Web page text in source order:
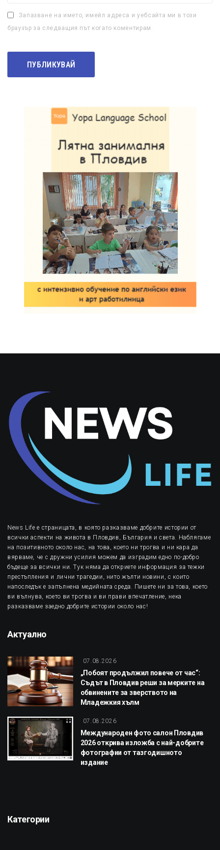
Запазване на името, имейл адреса и уебсайта ми в този
браузър за следващия път когато коментирам.
News Life е страницата, в която разказваме добрите истории от
всички аспекти на живота в Пловдив, България и света. Наблягаме
на позитивното около нас, на това, което ни трогва и ни кара да
вярваме, че с дружни усилия можем да изградим едно по-добро
бъдеще за всички ни. Тук няма да откриете информация за тежки
престъпления и лични трагедии, нито жълти новини, с които
напоследък е запълнена медийната среда. Пишете ни за това, което
ви вълнува, което ви трогва и ви прави впечатление, нека
разказваме заедно добрите истории около нас!
Актуално
07.08.2026
„Побоят продължил повече от час“:
Съдът в Пловдив реши за мерките на
обвинените за зверството на
Младежкия хълм
07.08.2026
Международен фото салон Пловдив
2026 открива изложба с най-добрите
фотографии от тазгодишното
издание
Категории